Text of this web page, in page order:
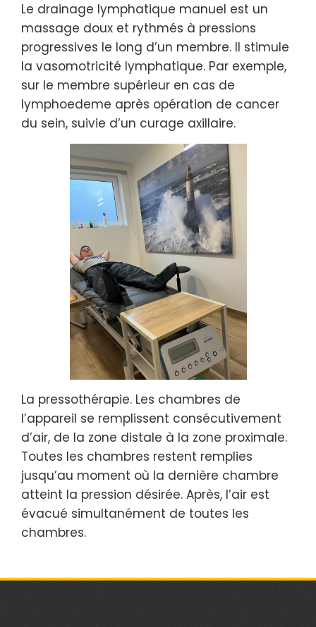
Le drainage lymphatique manuel est un
massage doux et rythmés à pressions
progressives le long d’un membre. Il stimule
la vasomotricité lymphatique. Par exemple,
sur le membre supérieur en cas de
lymphoedeme après opération de cancer
du sein, suivie d’un curage axillaire.
La pressothérapie. Les chambres de
l’appareil se remplissent consécutivement
d’air, de la zone distale à la zone proximale.
Toutes les chambres restent remplies
jusqu’au moment où la dernière chambre
atteint la pression désirée. Après, l’air est
évacué simultanément de toutes les
chambres.